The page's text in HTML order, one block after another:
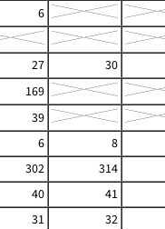
6
27
30
169
39
6
8
302
314
40
41
31
32